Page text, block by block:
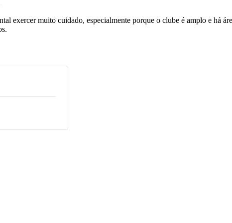
exercer muito cuidado, especialmente porque o clube é amplo e há